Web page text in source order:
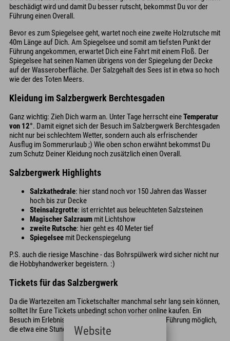
beschädigt wird und damit Du besser rutscht, bekommst Du vor der
Führung einen Overall.
Bevor es zum Spiegelsee geht, wartet noch eine zweite Holzrutsche mit
40m Länge auf Dich. Am Spiegelsee und somit am tiefsten Punkt der
Führung angekommen, erwartet Dich eine Fahrt mit einem Floß. Der
Spiegelsee hat seinen Namen übrigens von der Spiegelung der Decke
auf der Wasseroberfläche. Der Salzgehalt des Sees ist in etwa so hoch
wie der des Toten Meers.
Kleidung im Salzbergwerk Berchtesgaden
Ganz wichtig: Zieh Dich warm an. Unter Tage herrscht eineTemperatur
von 12°. Damit eignet sich der Besuch im Salzbergwerk Berchtesgaden
nicht nur bei schlechtem Wetter, sondern auch als erfrischender
Ausflug im Sommerurlaub ;) Wie oben schon erwähnt bekommst Du
zum Schutz Deiner Kleidung noch zusätzlich einen Overall.
Salzbergwerk Highlights
Salzkathedrale: hier stand noch vor 150 Jahren das Wasser
hoch bis zur Decke
Steinsalzgrotte: ist errichtet aus beleuchteten Salzsteinen
Magischer Salzraum mit Lichtshow
zweite Rutsche: hier geht es 40 Meter tief
Spiegelsee mit Deckenspiegelung
P.S. auch die riesige Maschine - das Bohrspülwerk wird sicher nicht nur
die Hobbyhandwerker begeistern. :)
Tickets für das Salzbergwerk
Da die Wartezeiten am Ticketschalter manchmal sehr lang sein können,
solltet Ihr Eure Tickets unbedingt schon vorher online kaufen. Ein
Besuch im Erlebnisbergwerk ist nur im Rahmen einer Führung möglich,
die etwa eine Stunde dauert.Website